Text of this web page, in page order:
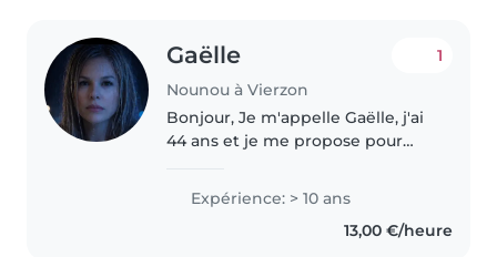
Gaëlle
Nounou à Vierzon
1
Bonjour, Je m'appelle Gaëlle, j'ai
44 ans et je me propose pour
week-end. Je reste à votre
disposition pour toutes
Expérience: > 10 ans
13,00 €/heure